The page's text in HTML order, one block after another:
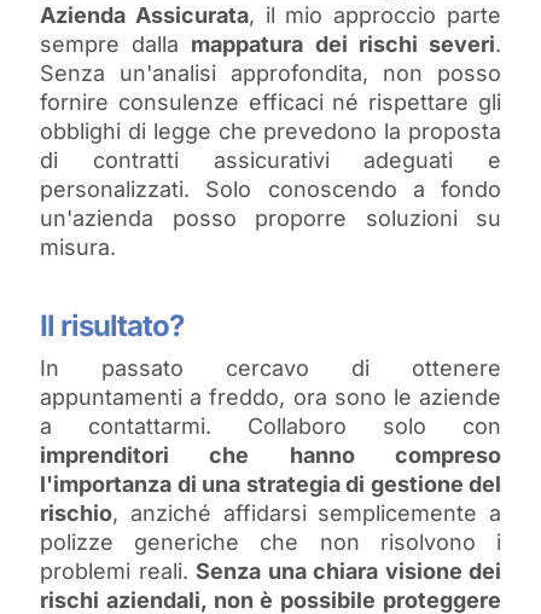
Azienda Assicurata, il mio approccio parte
sempre dalla mappatura dei rischi severi.
Senza un'analisi approfondita, non posso
fornire consulenze efficaci né rispettare gli
obblighi di legge che prevedono la proposta
di contratti assicurativi adeguati e
personalizzati. Solo conoscendo a fondo
un'azienda posso proporre soluzioni su
misura.
Il risultato?
In passato cercavo di ottenere
appuntamenti a freddo, ora sono le aziende
a contattarmi. Collaboro solo con
imprenditori che hanno compreso
l'importanza di una strategia di gestione del
rischio, anziché affidarsi semplicemente a
polizze generiche che non risolvono i
problemi reali. Senza una chiara visione dei
rischi aziendali, non è possibile proteggere